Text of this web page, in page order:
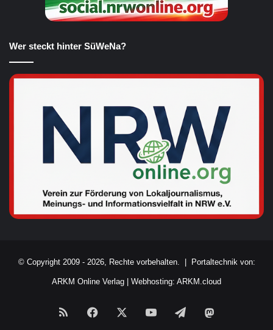
Wer steckt hinter SüWeNa?
© Copyright 2009 - 2026, Rechte vorbehalten. | Portaltechnik von:
ARKM Online Verlag Webhosting: ARKM.cloud
RSS Facebook YouTubeTelegram